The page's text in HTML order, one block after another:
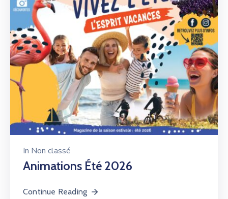
Arts
Culture
In Non classé
Animations Été 2026
Continue Reading